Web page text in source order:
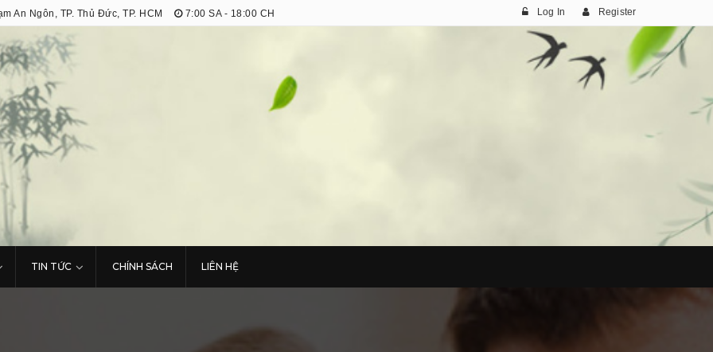
An Ngôn, TP. Thủ Đức, TP. HCM 7:00 SA - 18:00 CH Log In Register
TIN TỨC CHÍNH SÁCH LIÊN HỆ